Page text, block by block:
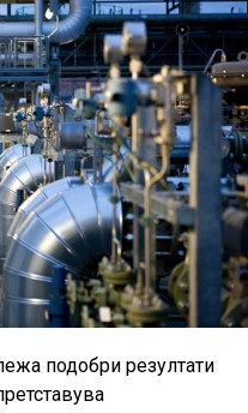
подобри резултати